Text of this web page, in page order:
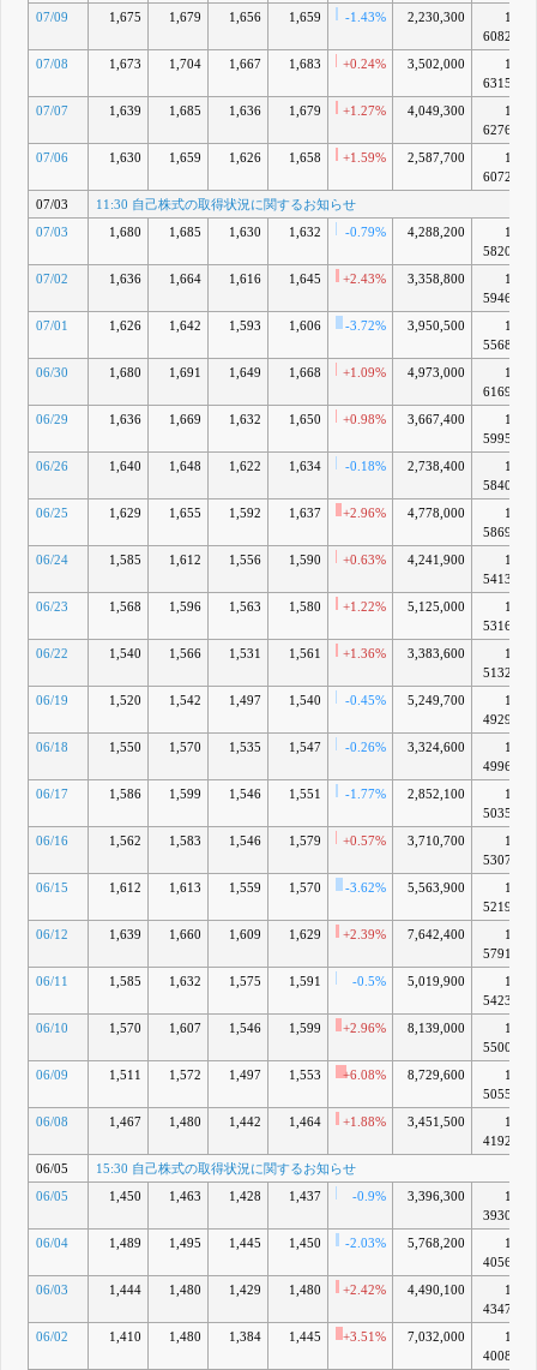
07/09
1,675 1,679 1,656 1,659 -1.43% 2,230,300
1兆
6082億
07/08
1,673 1,704 1,667 1,683 +0.24% 3,502,000
1兆
6315億
07/07
1,639 1,685 1,636 1,679 +1.27% 4,049,300
1兆
6276億
07/06
1,630 1,659 1,626 1,658 +1.59% 2,587,700
1兆
6072億
07/03
11:30 自己株式の取得状況に関するお知らせ
07/03
1,680 1,685 1,630 1,632 -0.79% 4,288,200
1兆
5820億
07/02
1,636 1,664 1,616 1,645 +2.43% 3,358,800
1兆
5946億
07/01
1,626 1,642 1,593 1,606 -3.72% 3,950,500
1兆
5568億
06/30
1,680 1,691 1,649 1,668 +1.09% 4,973,000
1兆
6169億
06/29
1,636 1,669 1,632 1,650 +0.98% 3,667,400
1兆
5995億
06/26
1,640 1,648 1,622 1,634 -0.18% 2,738,400
1兆
5840億
06/25
1,629 1,655 1,592 1,637 +2.96% 4,778,000
1兆
5869億
06/24
1,585 1,612 1,556 1,590 +0.63% 4,241,900
1兆
5413億
06/23
1,568 1,596 1,563 1,580 +1.22% 5,125,000
1兆
5316億
06/22
1,540 1,566 1,531 1,561 +1.36% 3,383,600
1兆
5132億
06/19
1,520 1,542 1,497 1,540 -0.45% 5,249,700
1兆
4929億
06/18
1,550 1,570 1,535 1,547 -0.26% 3,324,600
1兆
4996億
06/17
1,586 1,599 1,546 1,551 -1.77% 2,852,100
1兆
5035億
06/16
1,562 1,583 1,546 1,579 +0.57% 3,710,700
1兆
5307億
06/15
1,612 1,613 1,559 1,570 -3.62% 5,563,900
1兆
5219億
06/12
1,639 1,660 1,609 1,629 +2.39% 7,642,400
1兆
5791億
06/11
1,585 1,632 1,575 1,591 -0.5% 5,019,900
1兆
5423億
06/10
1,570 1,607 1,546 1,599 +2.96% 8,139,000
1兆
5500億
06/09
1,511 1,572 1,497 1,553 +6.08% 8,729,600
1兆
5055億
06/08
1,467 1,480 1,442 1,464 +1.88% 3,451,500
1兆
4192億
06/05
15:30 自己株式の取得状況に関するお知らせ
06/05
1,450 1,463 1,428 1,437 -0.9% 3,396,300
1兆
3930億
06/04
1,489 1,495 1,445 1,450 -2.03% 5,768,200
1兆
4056億
06/03
1,444 1,480 1,429 1,480 +2.42% 4,490,100
1兆
4347億
06/02
1,410 1,480 1,384 1,445 +3.51% 7,032,000
1兆
4008億